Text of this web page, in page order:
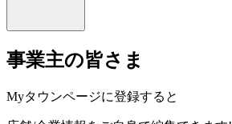
事業主の皆さま
Myタウンページに登録すると